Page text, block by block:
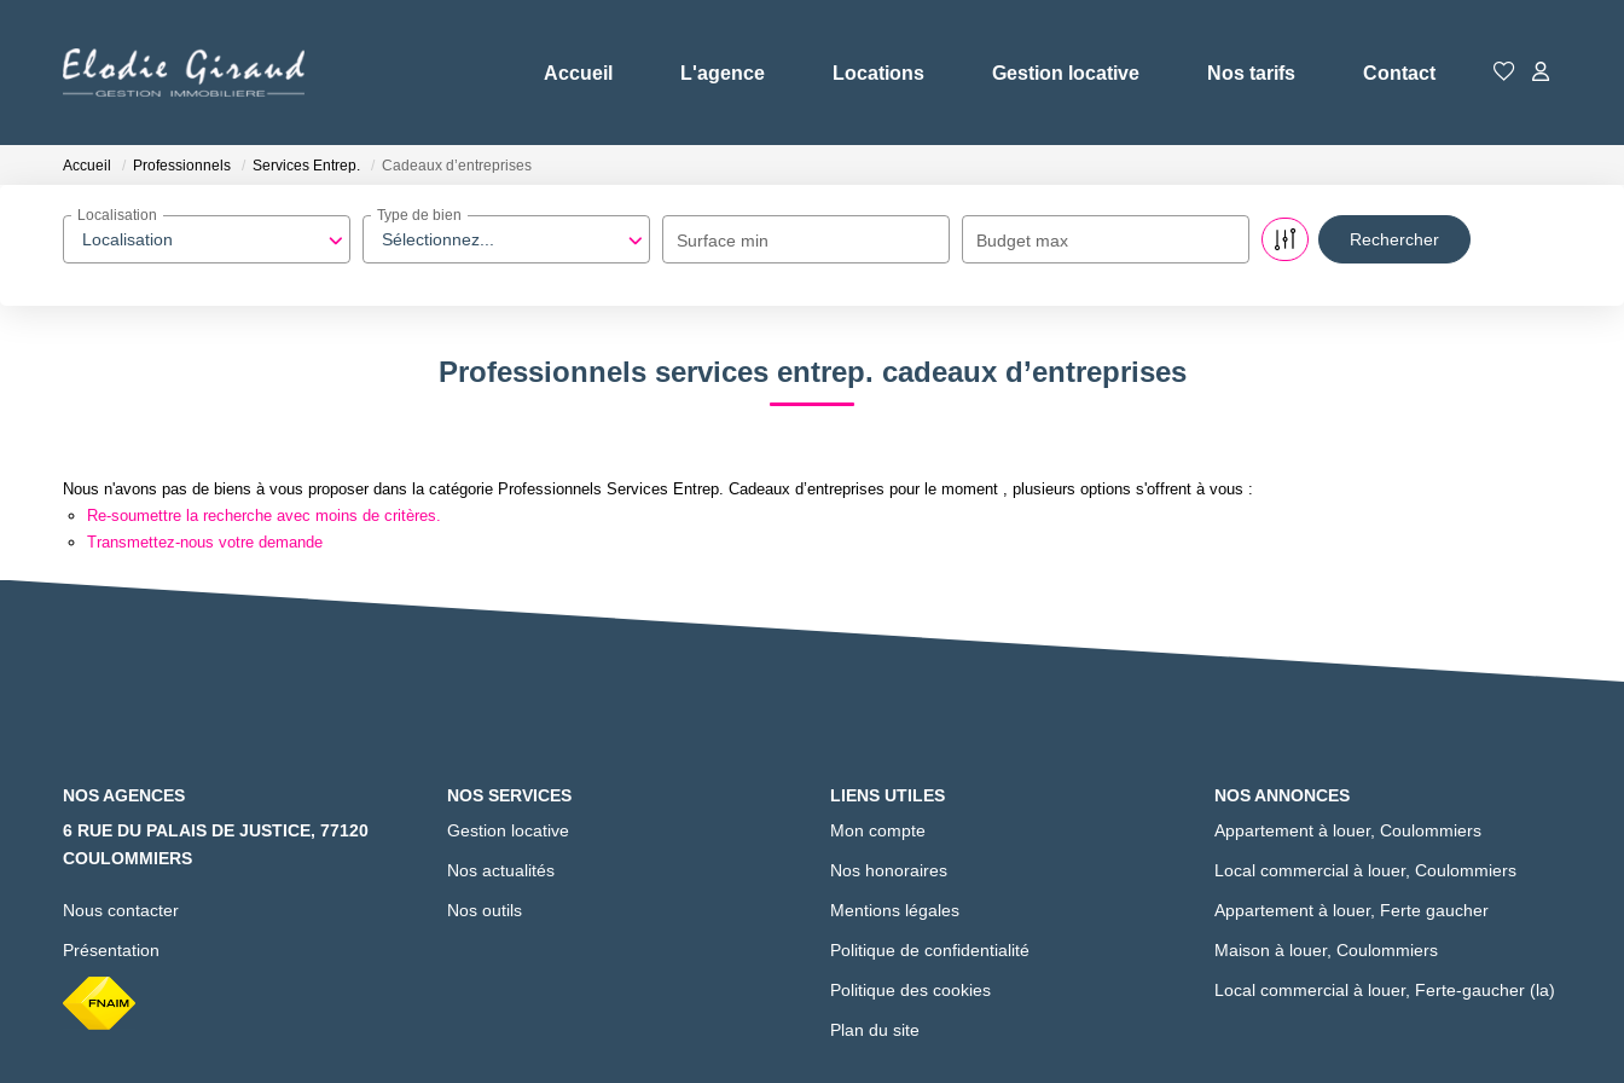
Accueil L'agence Locations Gestion locative Nos tarifs Contact
Accueil Professionnels Services Entrep. Cadeaux d’entreprises
Localisation
Localisation
Sélectionnez...
Type de bien
Surface min Budget max
Professionnels services entrep. cadeaux d’entreprises
Nous n'avons pas de biens à vous proposer dans la catégorie Professionnels Services Entrep. Cadeaux d’entreprises pour le moment , plusieurs options s'offrent à vous :
Re-soumettre la recherche avec moins de critères.
Transmettez-nous votre demande
NOS AGENCES
6 RUE DU PALAIS DE JUSTICE, 77120
COULOMMIERS
Nous contacter
Présentation
NOS SERVICES
Gestion locative
Nos actualités
Nos outils
LIENS UTILES
Mon compte
Nos honoraires
Mentions légales
Politique de confidentialité
Politique des cookies
Plan du site
NOS ANNONCES
Appartement à louer, Coulommiers
Local commercial à louer, Coulommiers
Appartement à louer, Ferte gaucher
Maison à louer, Coulommiers
Local commercial à louer, Ferte-gaucher (la)